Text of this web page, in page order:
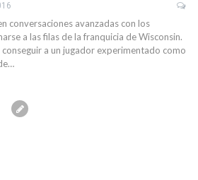
conversaciones avanzadas con los
a las filas de la franquicia de Wisconsin.
a un jugador experimentado como